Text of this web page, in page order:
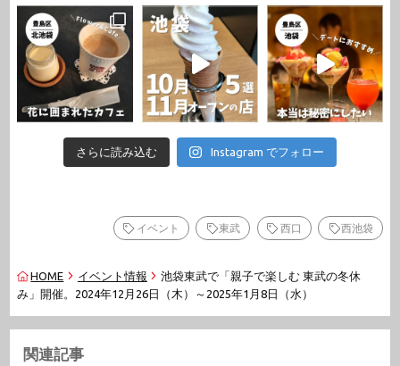
さらに読み込む Instagram でフォロー
イベント 東武 西口 西池袋
HOME イベント情報
池袋東武で「親子で楽しむ 東武の冬休
み」開催。2024年12月26日（木）～2025年1月8日（水）
関連記事